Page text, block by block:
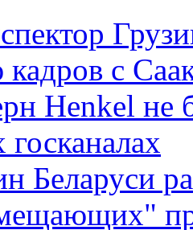
с
Henkel не
госканалах
Беларуси